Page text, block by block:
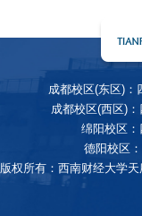
成都校区(东区)：
成都校区(西区)
绵阳校区
德阳校区
版权所有：西南财经大学